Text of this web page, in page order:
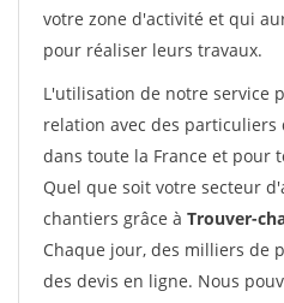
votre zone d'activité et qui
pour réaliser leurs travaux.
L'utilisation de notre service
relation avec des particuliers
dans toute la France et pour
Quel que soit votre secteur
chantiers grâce à Trouver-
Chaque jour, des milliers de
des devis en ligne. Nous